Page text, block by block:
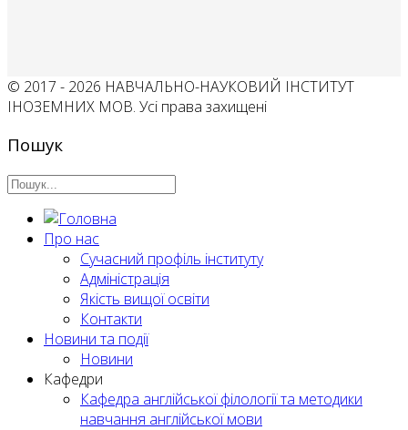
© 2017 - 2026 НАВЧАЛЬНО-НАУКОВИЙ ІНСТИТУТ
ІНОЗЕМНИХ МОВ. Усі права захищені
Пошук
Про нас
Сучасний профіль інституту
Адміністрація
Якість вищої освіти
Контакти
Новини та події
Новини
Кафедри
Кафедра англійської філології та методики
навчання англійської мови